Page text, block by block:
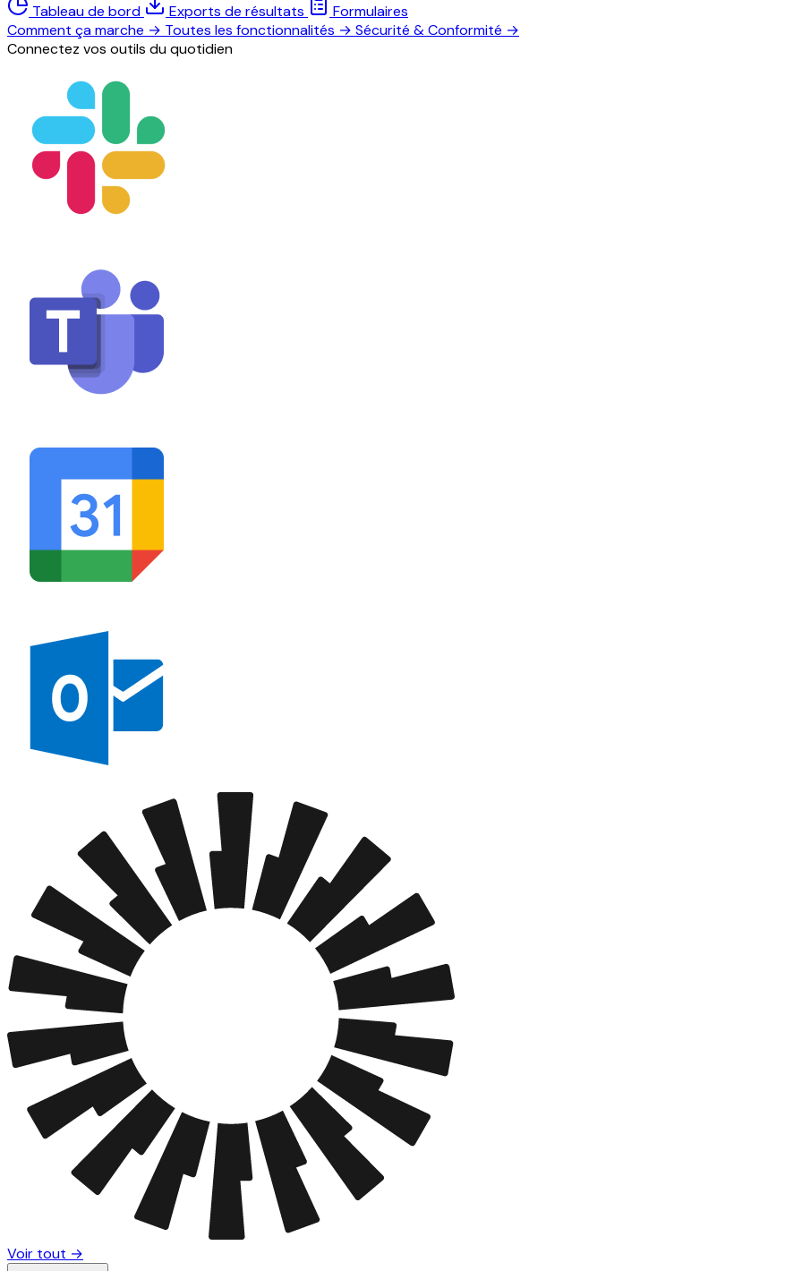
Tableau de bord Exports de résultats
Formulaires
Comment ça marche → Toutes les fonctionnalités → Sécurité & Conformité →
Connectez vos outils du quotidien
Voir tout →